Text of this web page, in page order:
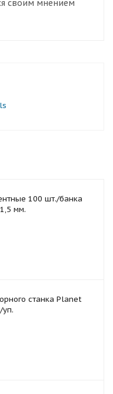
своим мнением
100 шт./банка
мм.
станка Planet